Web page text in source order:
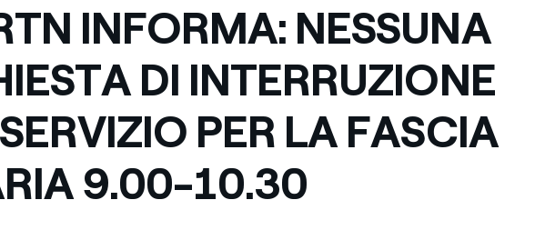
di valore grazie al
fornitori
Colombia
Iberia
Italia
Nord America
INFORMA: NESSUNA
DI INTERRUZIONE
PER LA FASCIA
9.00-10.30